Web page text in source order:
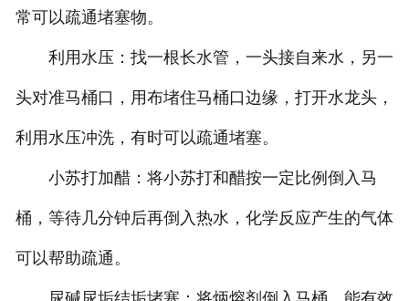
疏通常识
客户留言
人才招聘
常可以疏通堵塞物。‌
‌利用水压‌：找一根长水管，一头接自来水，另一
头对准马桶口，用布堵住马桶口边缘，打开水龙头，
利用水压冲洗，有时可以疏通堵塞。
‌小苏打加醋‌：将小苏打和醋按一定比例倒入马
桶，等待几分钟后再倒入热水，化学反应产生的气体
可以帮助疏通。